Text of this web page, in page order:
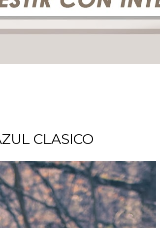
CLASICO